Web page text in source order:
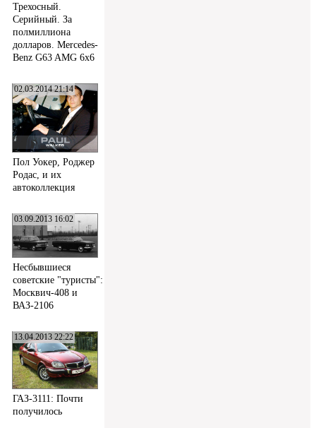
Трехосный.
Серийный. За
полмиллиона
долларов. Mercedes-
Benz G63 AMG 6x6
02.03.2014 21:14
Пол Уокер, Роджер
Родас, и их
автоколлекция
03.09.2013 16:02
Несбывшиеся
советские "туристы":
Москвич-408 и
ВАЗ-2106
13.04.2013 22:22
ГАЗ-3111: Почти
получилось